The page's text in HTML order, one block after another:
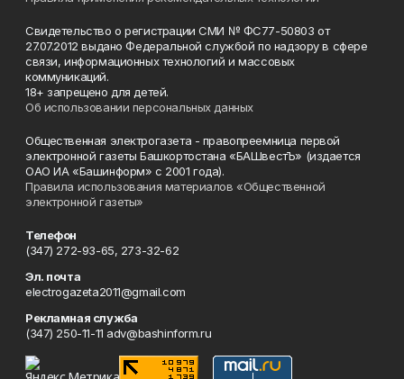
Свидетельство о регистрации СМИ № ФС77-50803 от
27.07.2012 выдано Федеральной службой по надзору в сфере
связи, информационных технологий и массовых
коммуникаций.
18+ запрещено для детей.
Об использовании персональных данных
Общественная электрогазета - правопреемница первой
электронной газеты Башкортостана «БАШвестЪ» (издается
ОАО ИА «Башинформ» с 2001 года).
Правила использования материалов «Общественной
электронной газеты»
Телефон
(347) 272-93-65, 273-32-62
Эл. почта
electrogazeta2011@gmail.com
Рекламная служба
(347) 250-11-11 adv@bashinform.ru